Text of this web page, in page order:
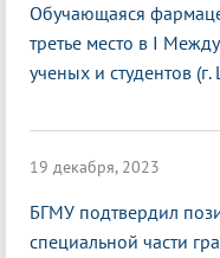
Обучающаяся
третье место в I
ученых и студентов
19 декабря, 2023
БГМУ подтвердил
специальной части